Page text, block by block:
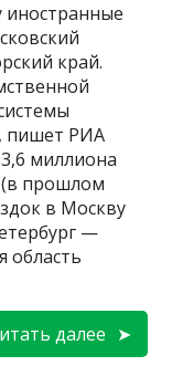
иностранные
край.
пишет РИА
миллиона
(в прошлом
в Москву
—
область
далее